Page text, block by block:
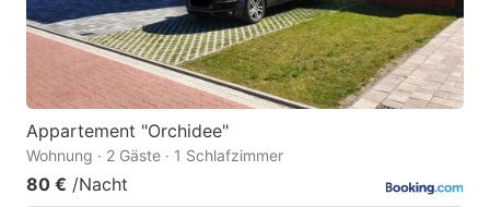
Appartement "Orchidee"
Wohnung · 2 Gäste · 1 Schlafzimmer
80 € /Nacht